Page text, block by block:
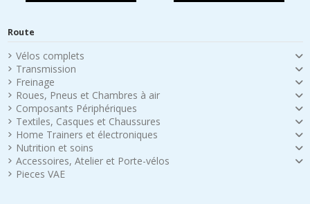
Route
Vélos complets
Transmission
Freinage
Roues, Pneus et Chambres à air
Composants Périphériques
Textiles, Casques et Chaussures
Home Trainers et électroniques
Nutrition et soins
Accessoires, Atelier et Porte-vélos
Pieces VAE